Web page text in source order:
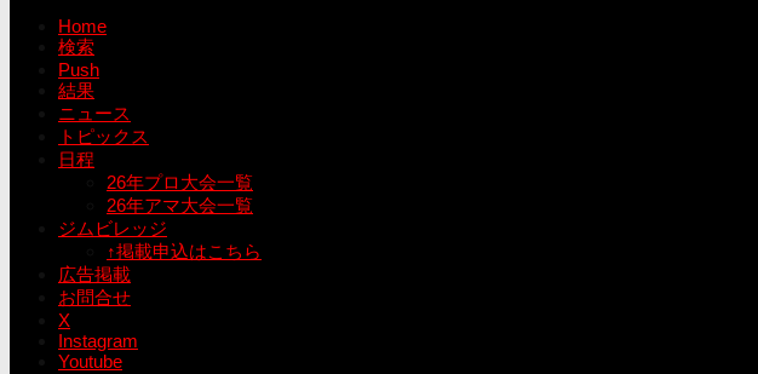
Home
検索
Push
結果
ニュース
トピックス
日程
26年プロ大会一覧
26年アマ大会一覧
ジムビレッジ
↑掲載申込はこちら
広告掲載
お問合せ
X
Instagram
Youtube